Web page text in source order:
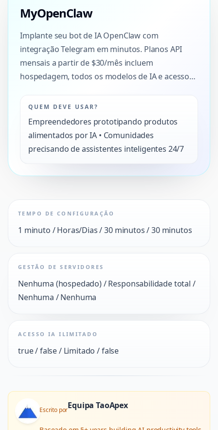
MyOpenClaw
Implante seu bot de IA OpenClaw com
integração Telegram em minutos. Planos API
mensais a partir de $30/mês incluem
hospedagem, todos os modelos de IA e acesso…
QUEM DEVE USAR?
Empreendedores prototipando produtos
alimentados por IA • Comunidades
precisando de assistentes inteligentes 24/7
TEMPO DE CONFIGURAÇÃO
1 minuto / Horas/Dias / 30 minutos / 30 minutos
GESTÃO DE SERVIDORES
Nenhuma (hospedado) / Responsabilidade total /
Nenhuma / Nenhuma
ACESSO IA ILIMITADO
true / false / Limitado / false
Escrito porEquipa TaoApex